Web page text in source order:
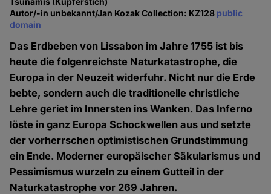
Autor/-in unbekannt/Jan Kozak Collection: KZ128 public
domain
Das Erdbeben von Lissabon im Jahre 1755 ist bis
heute die folgenreichste Naturkatastrophe, die
Europa in der Neuzeit widerfuhr. Nicht nur die Erde
bebte, sondern auch die traditionelle christliche
Lehre geriet im Innersten ins Wanken. Das Inferno
löste in ganz Europa Schockwellen aus und setzte
der vorherrschen optimistischen Grundstimmung
ein Ende. Moderner europäischer Säkularismus und
Pessimismus wurzeln zu einem Gutteil in der
Naturkatastrophe vor 269 Jahren.